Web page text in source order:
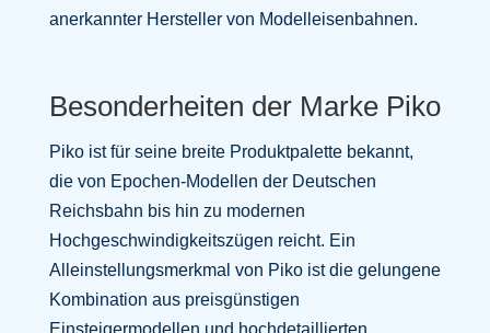
anerkannter Hersteller von Modelleisenbahnen.
Besonderheiten der Marke Piko
Piko ist für seine breite Produktpalette bekannt,
die von Epochen-Modellen der Deutschen
Reichsbahn bis hin zu modernen
Hochgeschwindigkeitszügen reicht. Ein
Alleinstellungsmerkmal von Piko ist die gelungene
Kombination aus preisgünstigen